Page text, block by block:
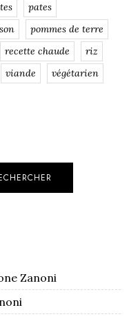
pates
pommes de terre
recette chaude
riz
viande
végétarien
Zanoni